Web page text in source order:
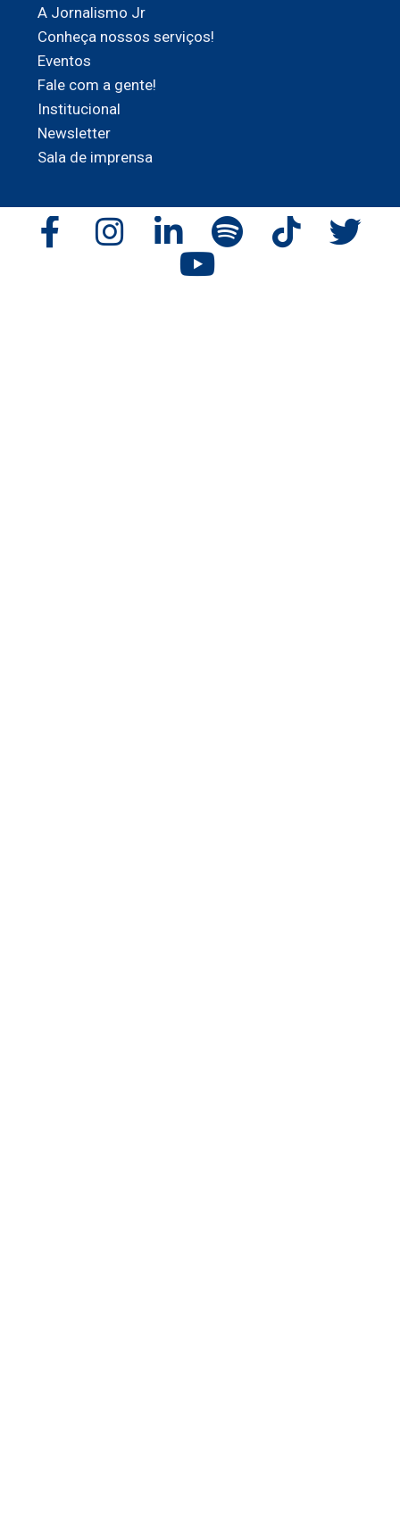
A Jornalismo Jr
Conheça nossos serviços!
Eventos
Fale com a gente!
Institucional
Newsletter
Sala de imprensa